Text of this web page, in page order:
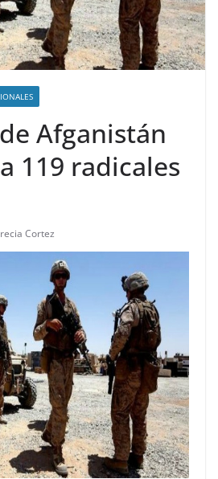
Afganistán
119 radicales
Cortez